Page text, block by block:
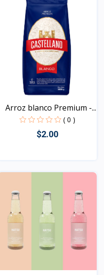
Arroz blanco Premium -...
( 0 )
$2.00
Vista